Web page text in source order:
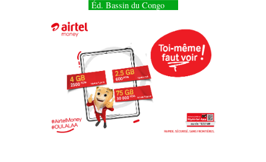
Éd. Bassin du Congo